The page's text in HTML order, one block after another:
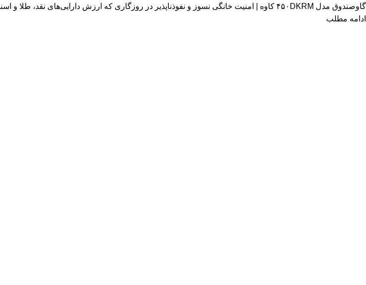
گاوصندوق مدل ۴۵۰DKRM کاوه | امنیت خانگی نسوز و نفوذناپذیر در روزگاری که ارزش دارایی‌های نقد، طلا و اسناد ملکی روز‌به‌روز در حال افزایش...
ادامه مطلب